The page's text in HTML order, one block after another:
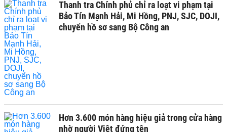
Thanh tra Chính phủ chỉ ra loạt vi phạm tại
Bảo Tín Mạnh Hải, Mi Hồng, PNJ, SJC, DOJI,
chuyển hồ sơ sang Bộ Công an
Hơn 3.600 món hàng hiệu giả trong cửa hàng
nhờ người Việt đứng tên